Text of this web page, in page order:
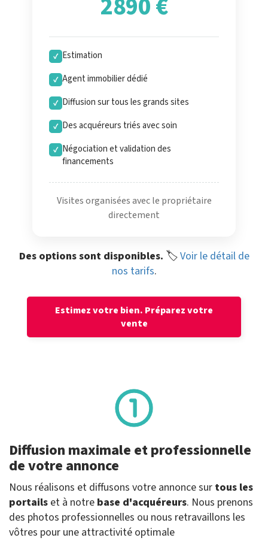
✓ Estimation
✓ Agent immobilier dédié
✓ Diffusion sur tous les grands sites
✓ Des acquéreurs triés avec soin
✓ Négociation et validation des
financements
Visites organisées avec le propriétaire
directement
Des options sont disponibles. 🏷️Voir le détail de
nos tarifs.
Estimez votre bien. Préparez votre
vente
Diffusion maximale et professionnelle
de votre annonce
Nous réalisons et diffusons votre annonce sur tous les
portails et à notre base d'acquéreurs. Nous prenons
des photos professionnelles ou nous retravaillons les
vôtres pour une attractivité optimale